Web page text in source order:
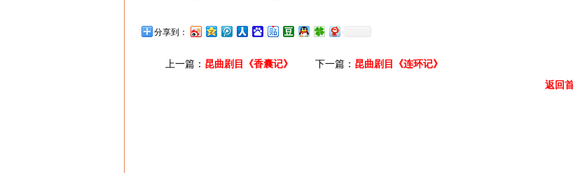
分享到：
上一篇： 昆曲剧目《香囊记》 下一篇： 昆曲剧目《连环记》
返回